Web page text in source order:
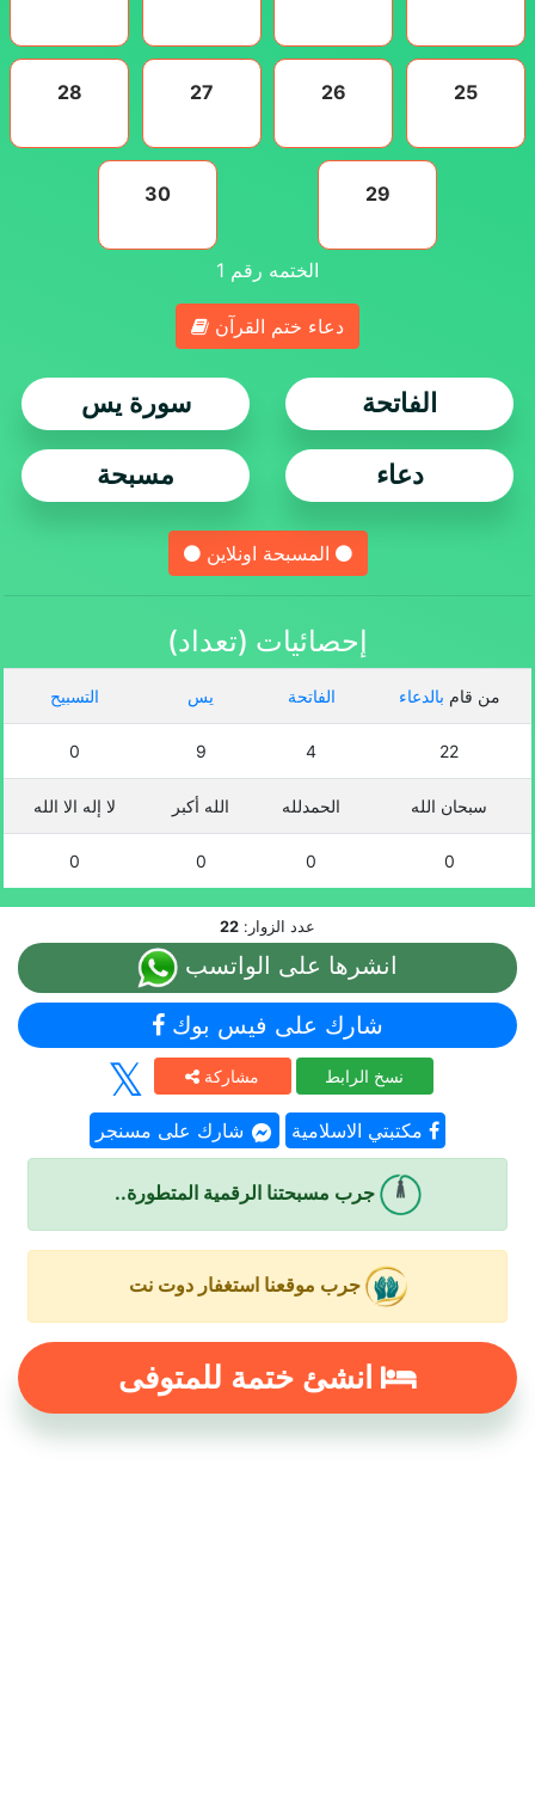
25
26
27
28
29
30
الختمه رقم 1
دعاء ختم القرآن
الفاتحة سورة يس
دعاء مسبحة
المسبحة اونلاين
إحصائيات (تعداد)
من قام بالدعاء الفاتحة يس التسبيح
22
4
9
0
سبحان الله الحمدلله الله أكبر لا إله الا الله
0
0
0
0
عدد الزوار: 22
انشرها على الواتسب
شارك على فيس بوك
مشاركة نسخ الرابط
شارك على مسنجر مكتبتي الاسلامية
جرب مسبحتنا الرقمية المتطورة..
جرب موقعنا استغفار دوت نت